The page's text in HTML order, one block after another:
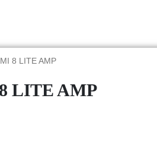
8 LITE AMP
LITE AMP